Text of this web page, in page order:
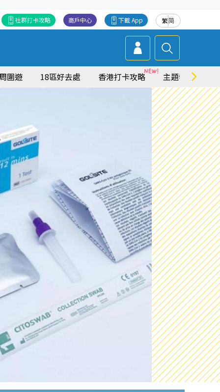
繁简
下載 App
商戶中心
社群打卡攻略
圍遊 18區好去處 香港打卡攻略 主題特集